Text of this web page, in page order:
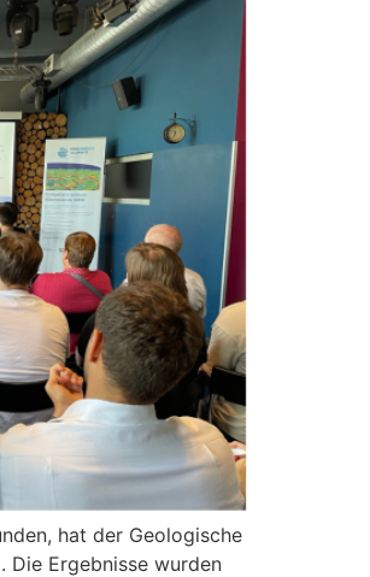
hat der Geologische
Die Ergebnisse wurden